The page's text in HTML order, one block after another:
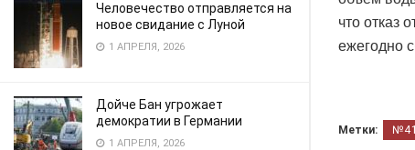
Человечество отправляется на
новое свидание с Луной
1 АПРЕЛЯ, 2026
Дойче Бан угрожает
демократии в Германии
1 АПРЕЛЯ, 2026
что отказ
ежегодно
Метки: №41